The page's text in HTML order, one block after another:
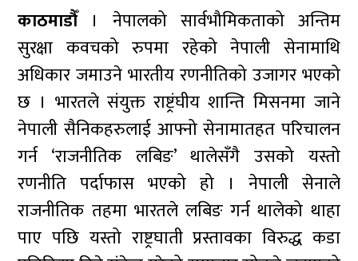
काठमाडौँ। नेपालको सार्वभौमिकताको अन्तिम
सुरक्षा कवचको रुपमा रहेको नेपाली सेनामाथि
अधिकार जमाउने भारतीय रणनीतिको उजागर भएको
छ । भारतले संयुक्त राष्ट्रंघीय शान्ति मिसनमा जाने
नेपाली सैनिकहरुलाई आफ्नो सेनामातहत परिचालन
गर्न ‘राजनीतिक लबिङ’ थालेसँगै उसको यस्तो
रणनीति पर्दाफास भएको हो । नेपाली सेनाले
राजनीतिक तहमा भारतले लबिङ गर्न थालेको थाहा
पाए पछि यस्तो राष्ट्रघाती प्रस्तावका विरुद्ध कडा